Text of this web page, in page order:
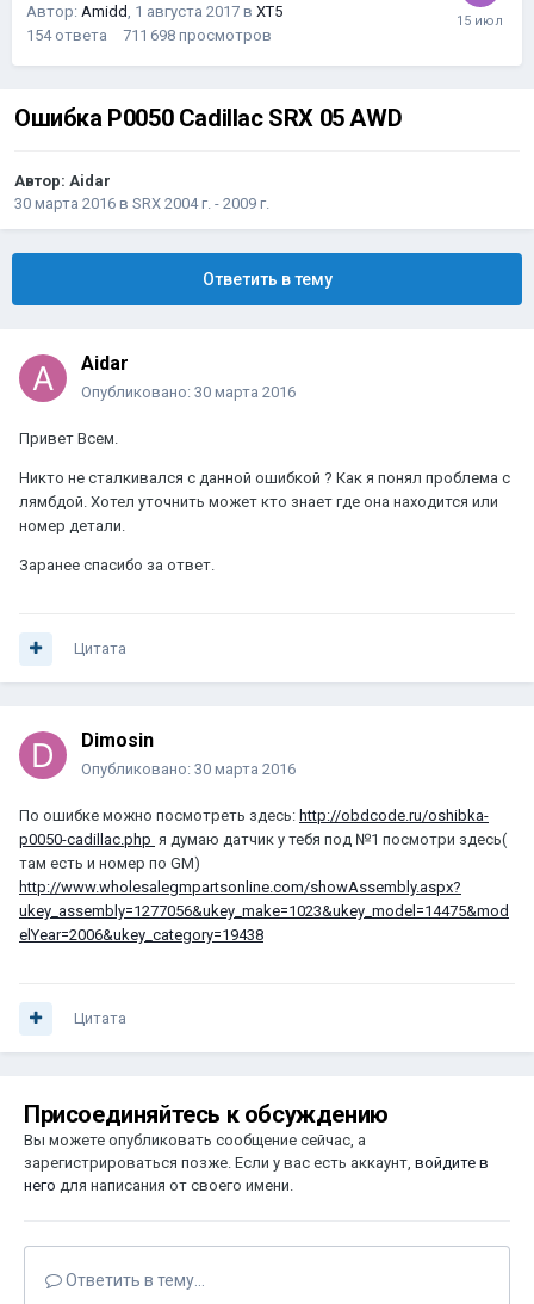
Автор: Amidd, 1 августа 2017 в XT5
154 ответа 711 698 просмотров
Ошибка P0050 Cadillac SRX 05 AWD
Автор: Aidar
30 марта 2016 в SRX 2004 г. - 2009 г.
Ответить в тему
Aidar
Опубликовано: 30 марта 2016
Привет Всем.
Никто не сталкивался с данной ошибкой ? Как я понял проблема с
лямбдой. Хотел уточнить может кто знает где она находится или
номер детали.
Заранее спасибо за ответ.
Цитата
Dimosin
Опубликовано: 30 марта 2016
По ошибке можно посмотреть здесь: http://obdcode.ru/oshibka-
p0050-cadillac.php я думаю датчик у тебя под №1 посмотри здесь(
там есть и номер по GM)
http://www.wholesalegmpartsonline.com/showAssembly.aspx?
ukey_assembly=1277056&ukey_make=1023&ukey_model=14475&mod
elYear=2006&ukey_category=19438
Цитата
Присоединяйтесь к обсуждению
Вы можете опубликовать сообщение сейчас, а
зарегистрироваться позже. Если у вас есть аккаунт, войдите в
него для написания от своего имени.
Ответить в тему...